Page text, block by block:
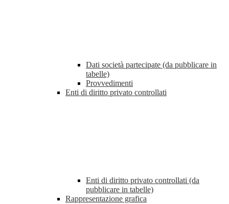
Dati società partecipate (da pubblicare in
tabelle)
Provvedimenti
Enti di diritto privato controllati
Enti di diritto privato controllati (da
pubblicare in tabelle)
Rappresentazione grafica